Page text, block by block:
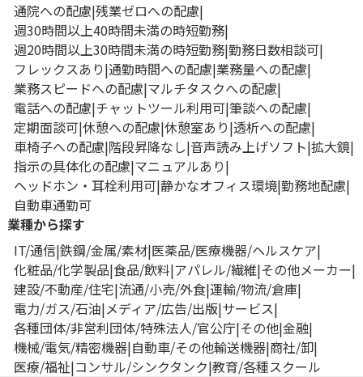
通院への配慮 残業ゼロへの配慮
週30時間以上40時間未満の時短勤務
週20時間以上30時間未満の時短勤務 勤務日数相談可
フレックスあり 通勤時間への配慮 業務量への配慮
業務スピードへの配慮 マルチタスクへの配慮
電話への配慮 チャットツール利用可 筆談への配慮
定期面談可 休憩への配慮 休憩室あり 透析への配慮
車椅子への配慮 階段昇降なし 音声読み上げソフト 拡大鏡
指示の具体化の配慮 マニュアルあり
ヘッドホン・耳栓利用可 静かなオフィス環境 勤務地配慮
自動車通勤可
業種から探す
IT/通信 鉄鋼/金属/素材 医薬品/医療機器/ヘルスケア
化粧品/化学製品 食品/飲料 アパレル/繊維 その他メーカー
建設/不動産/住宅 流通/小売/外食 運輸/物流/倉庫
電力/ガス/石油 メディア/広告/出版 サービス
各種団体/非営利団体/特殊法人/官公庁 その他 金融
機械/電気/精密機器 自動車/その他輸送機器 商社/卸
医療/福祉 コンサル/シンクタンク 教育/各種スクール